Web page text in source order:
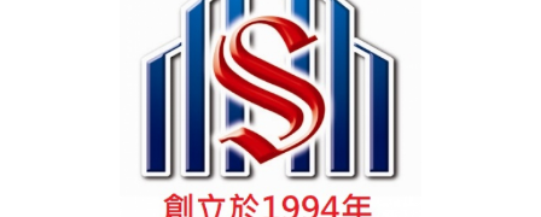
10-20 年
30-40 年
40 年以上